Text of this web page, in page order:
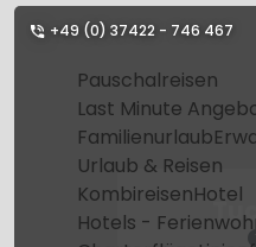
+49 (0) 37422 - 746 467
Pauschalreisen
Last Minute
Familienurlaub
Urlaub & Reisen
KombireisenHotel
Hotels -